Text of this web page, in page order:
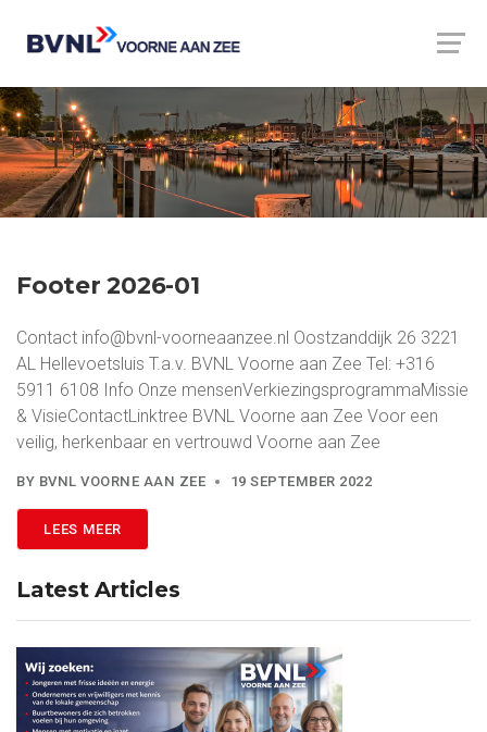
Footer 2026-01
Contact info@bvnl-voorneaanzee.nl Oostzanddijk 26 3221
AL Hellevoetsluis T.a.v. BVNL Voorne aan Zee Tel: +316
5911 6108 Info Onze mensenVerkiezingsprogrammaMissie
& VisieContactLinktree BVNL Voorne aan Zee Voor een
veilig, herkenbaar en vertrouwd Voorne aan Zee
BY BVNL VOORNE AAN ZEE 19 SEPTEMBER 2022
LEES MEER
Latest Articles